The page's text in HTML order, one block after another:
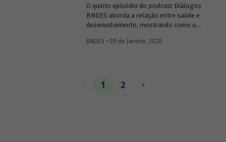
O quinto episódio do podcastDiálogos
BNDES aborda a relação entre saúde e
desenvolvimento, mostrando como o
a capacidade produtiva da população, mas
tecnologia.
BNDES • 09 de janeiro, 2020
1 2